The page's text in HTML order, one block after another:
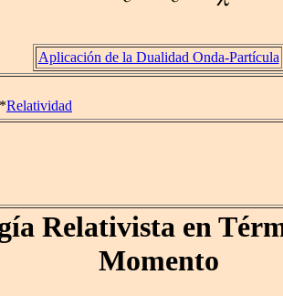
Aplicación de la Dualidad Onda-Partícula
Relatividad
Relativista en
Momento